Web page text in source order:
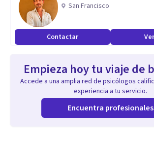
San Francisco
Contactar
Empieza hoy tu viaje de
Accede a una amplia red de psicólogos
experiencia a tu servicio.
Encuentra profesionales